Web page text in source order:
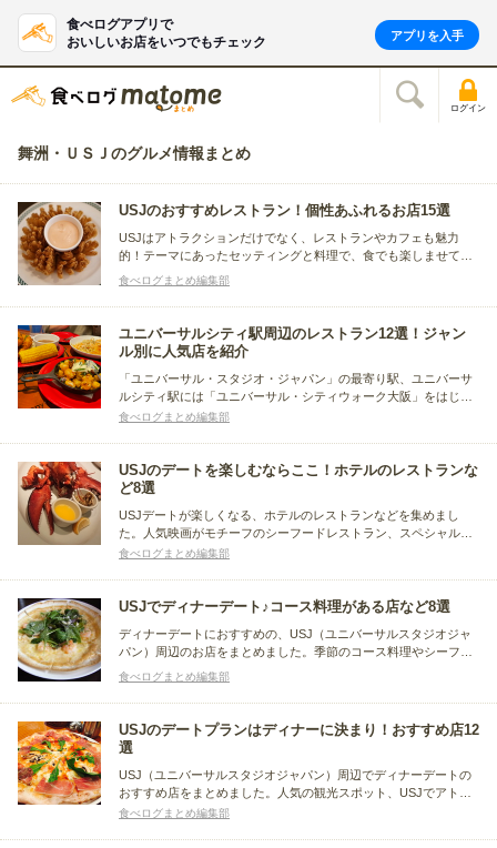
食べログアプリで
おいしいお店をいつでもチェック
アプリを入手
ログイン
舞洲・ＵＳＪのグルメ情報まとめ
USJのおすすめレストラン！個性あふれるお店15選
USJはアトラクションだけでなく、レストランやカフェも魅力
的！テーマにあったセッティングと料理で、食でも楽しませてく
れます。こちらの記事では、パーク内のエリアごとに美味しいお
店をまとめました。楽しい思い出づくりに、ぜひお役立てくださ
い。
食べログまとめ編集部
ユニバーサルシティ駅周辺のレストラン12選！ジャン
ル別に人気店を紹介
「ユニバーサル・スタジオ・ジャパン」の最寄り駅、ユニバーサ
ルシティ駅には「ユニバーサル・シティウォーク大阪」をはじ
め、買い物や食事のスポットがたくさんあります。今回はユニバ
食べログまとめ編集部
USJのデートを楽しむならここ！ホテルのレストランな
ど8選
USJデートが楽しくなる、ホテルのレストランなどを集めまし
た。人気映画がモチーフのシーフードレストラン、スペシャル料
理が好評なビュッフェ、本格フレンチが評判のホテル最上階レス
食べログまとめ編集部
USJでディナーデート♪コース料理がある店など8選
ディナーデートにおすすめの、USJ（ユニバーサルスタジオジャ
パン）周辺のお店をまとめました。季節のコース料理やシーフー
ドを堪能できるレストラン、ロブスターを味わえるレストラン、
ハワイのパンケーキを楽しめるカフェなど、USJにはデート向き
のお店がたくさんありますよ。
食べログまとめ編集部
USJのデートプランはディナーに決まり！おすすめ店12
選
USJ（ユニバーサルスタジオジャパン）周辺でディナーデートの
おすすめ店をまとめました。人気の観光スポット、USJでアトラ
クションを楽しんだ後は、美味しいディナーで締めくくりましょ
食べログまとめ編集部